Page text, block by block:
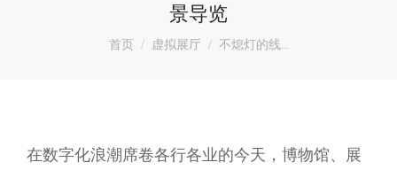
景导览
您在这里：
首页 虚拟展厅 不熄灯的线…
在数字化浪潮席卷各行各业的今天，博物馆、展